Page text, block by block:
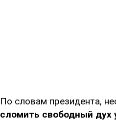
По словам президента,
сломить свободный дух